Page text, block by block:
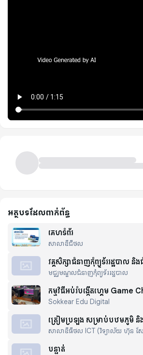
អត្ថបទដែលពាក់ព័ន្ធ
គេហទំព័រ
សាលាឌីជីថល
វគ្គសិក្សាជំនាញកុំព្យូទ័ររដ្ឋបាល
ការងារប្រើប្រាស់នៅក្នុងសាលារៀន
មជ្ឈមណ្ឌលជំនាញកុំព្យូទ័ររដ្ឋបាល
កម្មវិធីអប់រំបង្កើតហ្គេម Game
Coalition (GCC)
Sokkear Edu Digital
ត្រៀមប្រឡង សម្រាប់បឋមភូមិ និងវិ
សាលាឌីធីថល ICT (វិទ្យាល័យ ហ៊ុន សែ
បន្ទាត់